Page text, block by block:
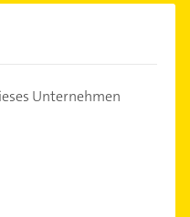
Unternehmen